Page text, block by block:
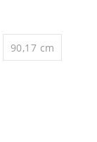
90,17 cm